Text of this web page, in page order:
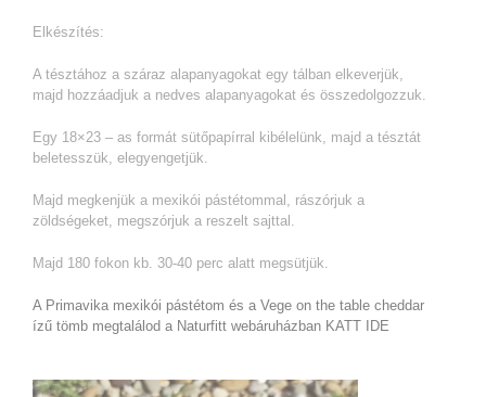
Elkészítés:
A tésztához a száraz alapanyagokat egy tálban elkeverjük,
majd hozzáadjuk a nedves alapanyagokat és összedolgozzuk.
Egy 18×23 – as formát sütőpapírral kibélelünk, majd a tésztát
beletesszük, elegyengetjük.
Majd megkenjük a mexikói pástétommal, rászórjuk a
zöldségeket, megszórjuk a reszelt sajttal.
Majd 180 fokon kb. 30-40 perc alatt megsütjük.
A Primavika mexikói pástétom és a Vege on the table cheddar
ízű tömb megtalálod a Naturfitt webáruházban KATT IDE